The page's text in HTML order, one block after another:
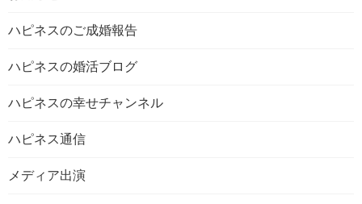
ハピネスのご成婚報告
ハピネスの婚活ブログ
ハピネスの幸せチャンネル
ハピネス通信
メディア出演